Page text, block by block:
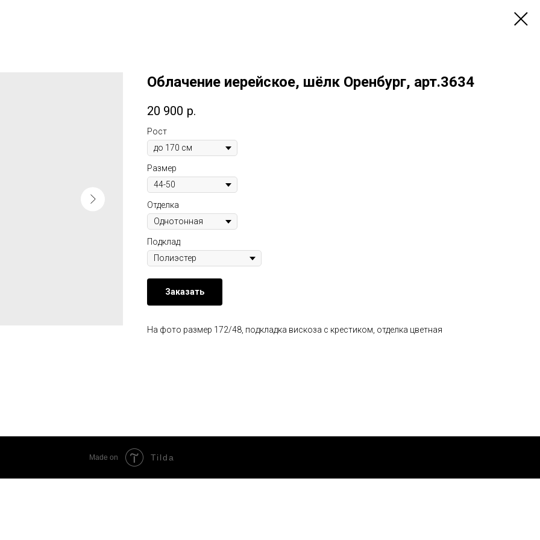
Облачение иерейское, шёлк Оренбург, арт.3634
20 900 р.
Рост
Размер
Отделка
Подклад
Заказать
На фото размер 172/48, подкладка вискоза с крестиком, отделка цветная
Made on Tilda